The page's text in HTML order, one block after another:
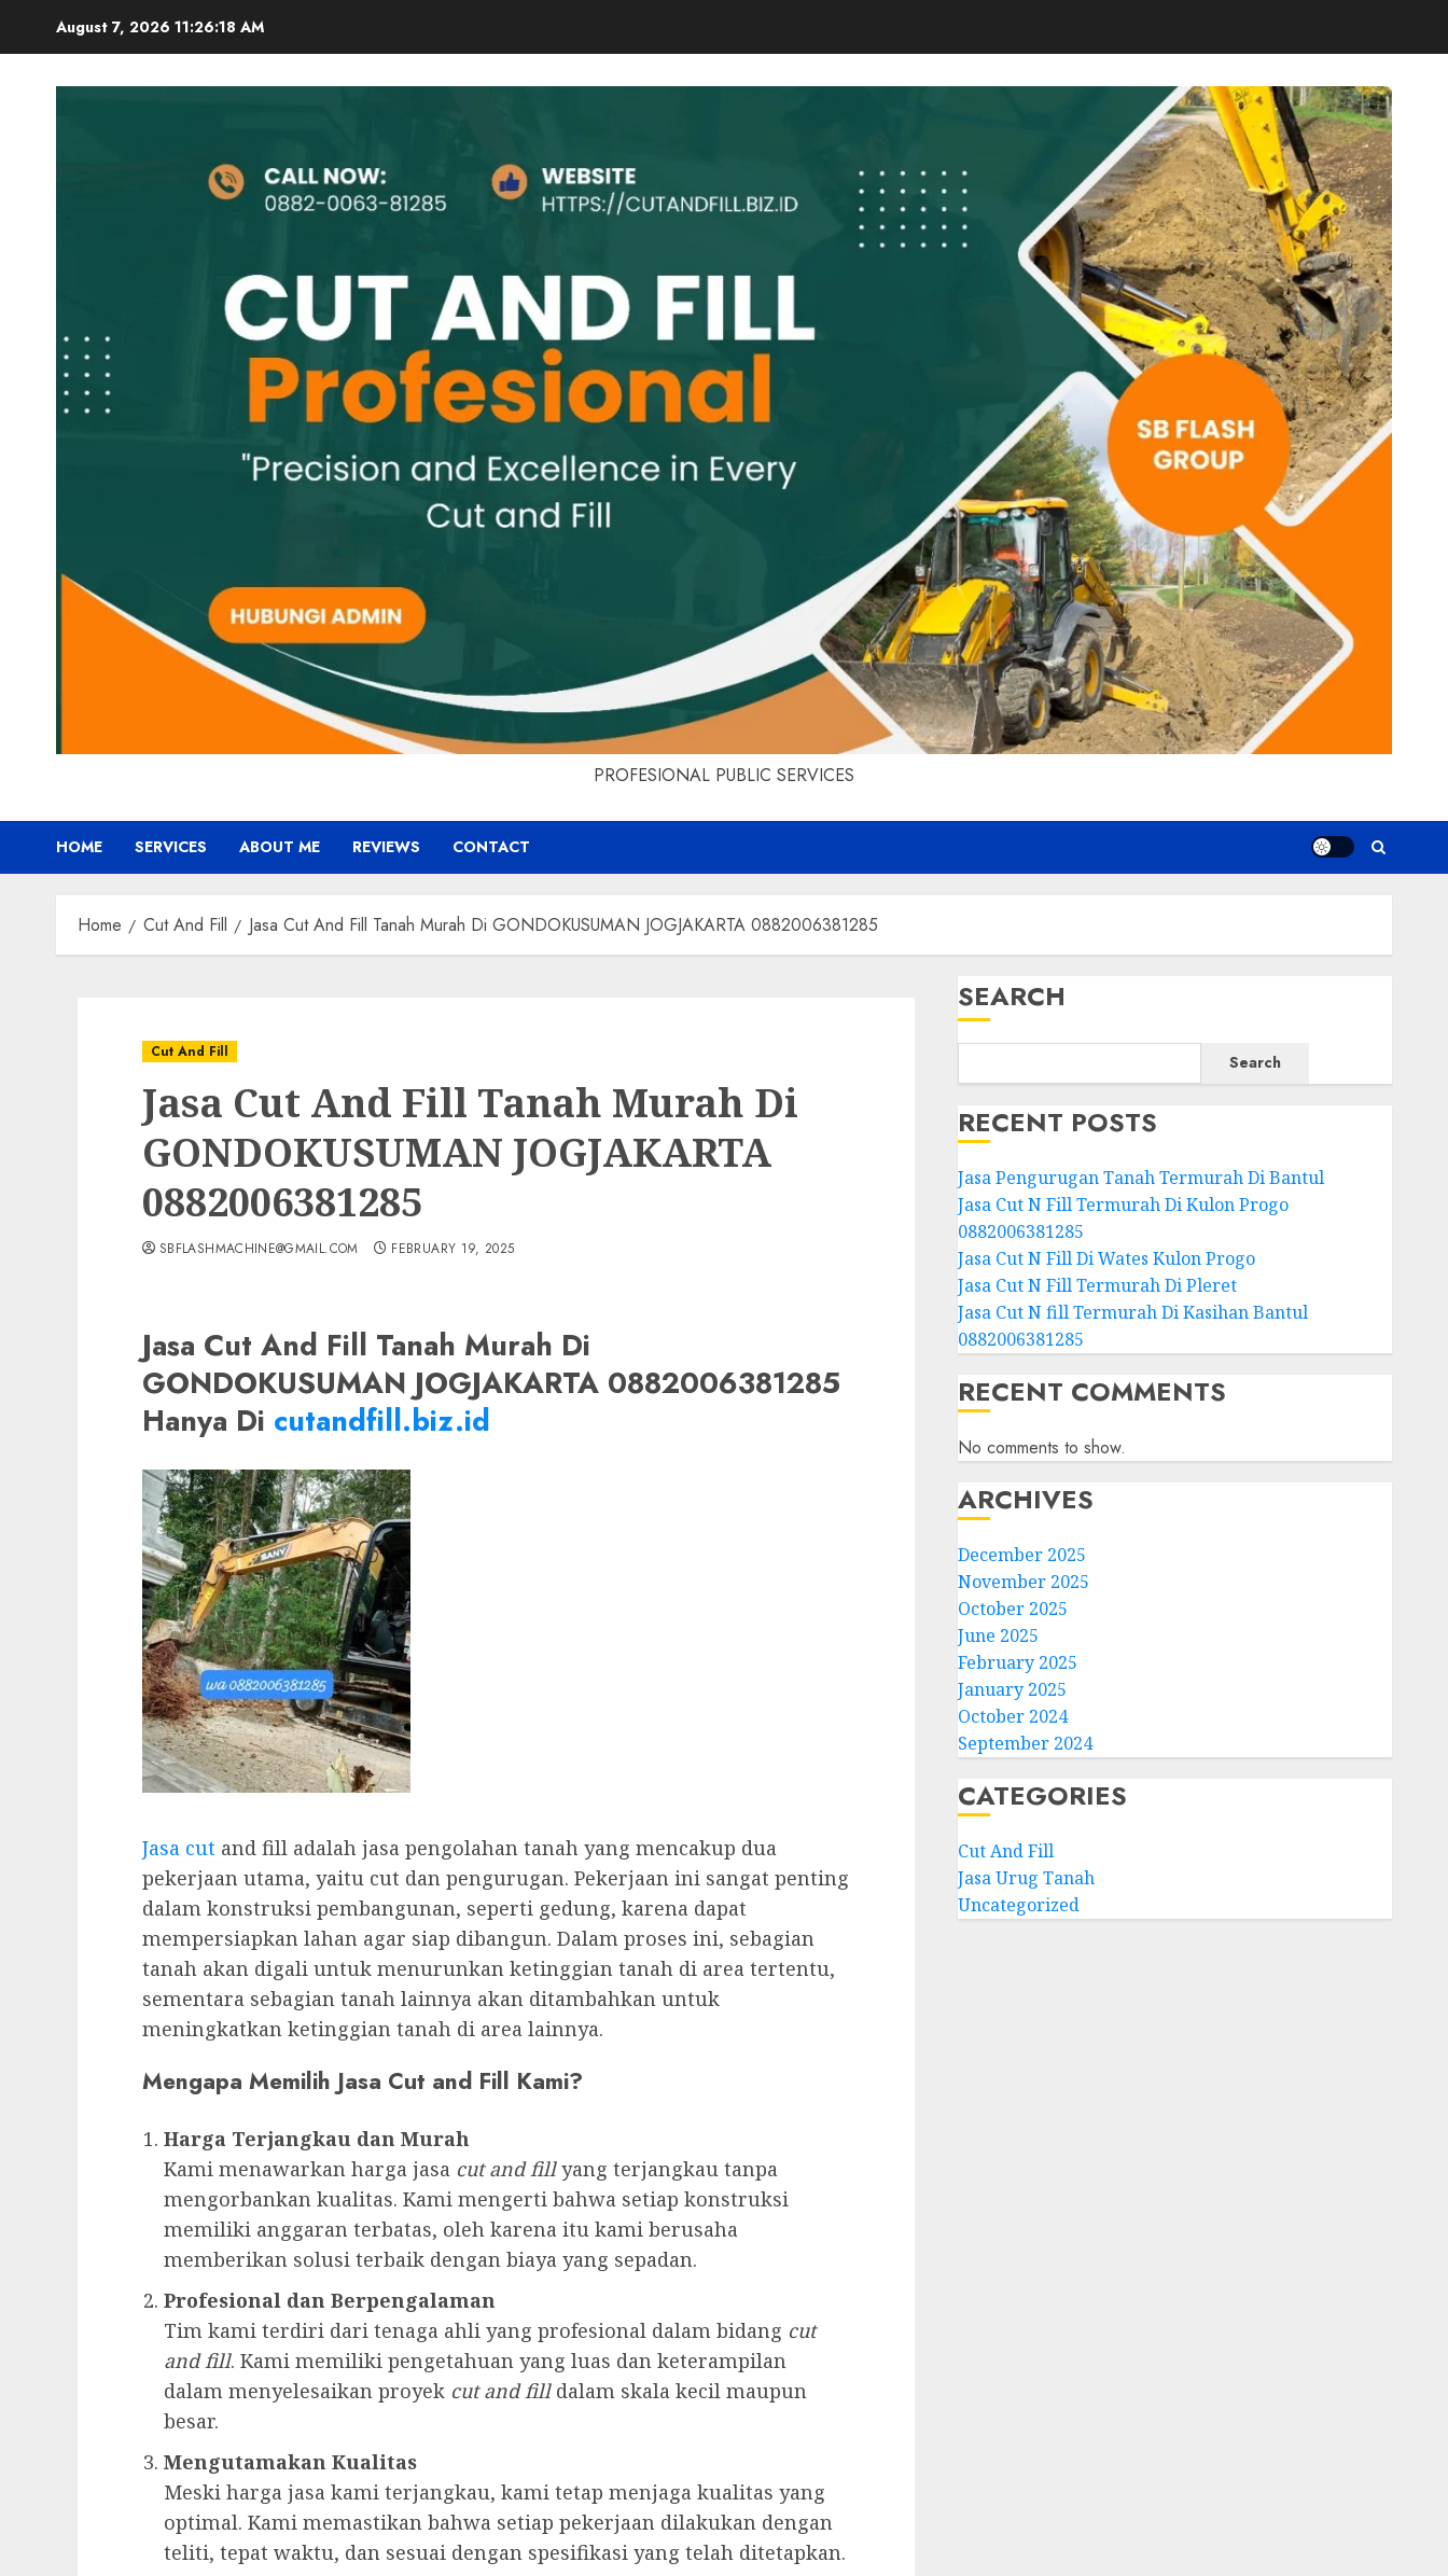
August 7, 2026 11:26:19 AM
PROFESIONAL PUBLIC SERVICES
HOME SERVICES ABOUT ME REVIEWS CONTACT
Home Cut And Fill Jasa Cut And Fill Tanah Murah Di GONDOKUSUMAN JOGJAKARTA 0882006381285
Cut And Fill
Jasa Cut And Fill Tanah Murah Di
GONDOKUSUMAN JOGJAKARTA
0882006381285
SBFLASHMACHINE@GMAIL.COM FEBRUARY 19, 2025
Jasa Cut And Fill Tanah Murah Di
GONDOKUSUMAN JOGJAKARTA 0882006381285
Hanya Di cutandfill.biz.id
Jasa cut and fill adalah jasa pengolahan tanah yang mencakup dua
pekerjaan utama, yaitu cut dan pengurugan. Pekerjaan ini sangat penting
dalam konstruksi pembangunan, seperti gedung, karena dapat
mempersiapkan lahan agar siap dibangun. Dalam proses ini, sebagian
tanah akan digali untuk menurunkan ketinggian tanah di area tertentu,
sementara sebagian tanah lainnya akan ditambahkan untuk
meningkatkan ketinggian tanah di area lainnya.
Mengapa Memilih Jasa Cut and Fill Kami?
Harga Terjangkau dan Murah
Kami menawarkan harga jasa cut and fillyang terjangkau tanpa
mengorbankan kualitas. Kami mengerti bahwa setiap konstruksi
memiliki anggaran terbatas, oleh karena itu kami berusaha
memberikan solusi terbaik dengan biaya yang sepadan.
Profesional dan Berpengalaman
Tim kami terdiri dari tenaga ahli yang profesional dalam bidang cut
and fill. Kami memiliki pengetahuan yang luas dan keterampilan
dalam menyelesaikan proyek cut and filldalam skala kecil maupun
besar.
Mengutamakan Kualitas
Meski harga jasa kami terjangkau, kami tetap menjaga kualitas yang
optimal. Kami memastikan bahwa setiap pekerjaan dilakukan dengan
teliti, tepat waktu, dan sesuai dengan spesifikasi yang telah ditetapkan.
SEARCH
Search
RECENT POSTS
Jasa Pengurugan Tanah Termurah Di Bantul
Jasa Cut N Fill Termurah Di Kulon Progo
0882006381285
Jasa Cut N Fill Di Wates Kulon Progo
Jasa Cut N Fill Termurah Di Pleret
Jasa Cut N fill Termurah Di Kasihan Bantul
0882006381285
RECENT COMMENTS
No comments to show.
ARCHIVES
December 2025
November 2025
October 2025
June 2025
February 2025
January 2025
October 2024
September 2024
CATEGORIES
Cut And Fill
Jasa Urug Tanah
Uncategorized